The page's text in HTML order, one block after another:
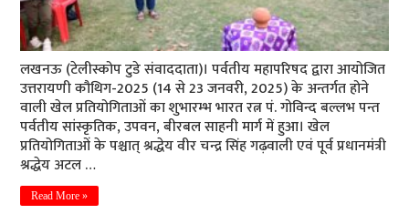
लखनऊ (टेलीस्कोप टुडे संवाददाता)। पर्वतीय महापरिषद द्वारा आयोजित
उत्तरायणी कौथिग-2025 (14 से 23 जनवरी, 2025) के अन्तर्गत होने
वाली खेल प्रतियोगिताओं का शुभारम्भ भारत रत्न पं. गोविन्द बल्लभ पन्त
पर्वतीय सांस्कृतिक, उपवन, बीरबल साहनी मार्ग में हुआ। खेल
प्रतियोगिताओं के पश्चात् श्रद्धेय वीर चन्द्र सिंह गढ़वाली एवं पूर्व प्रधानमंत्री
श्रद्धेय अटल …
Read More »